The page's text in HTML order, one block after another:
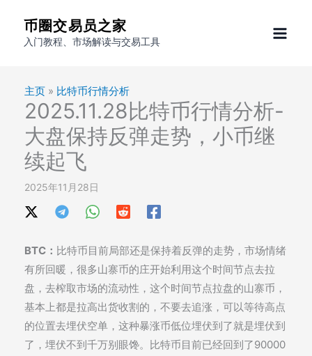
币圈交易员之家
入门教程、市场解读与交易工具
主页 » 比特币行情分析
2025.11.28比特币行情分析-
大盘保持反弹走势，小币继
续起飞
2025年11月28日
BTC： 比特币目前局部还是保持着反弹的走势，市场情绪
有所回暖，很多山寨币的庄开始利用这个时间节点去拉
盘，去榨取市场的流动性，这个时间节点拉盘的山寨币，
基本上都是拉高出货收割的，不要去追涨，可以等待高点
的位置去埋伏空单，这种暴涨币低位埋伏到了就是埋伏到
了，埋伏不到千万别眼馋。比特币目前已经回到了90000